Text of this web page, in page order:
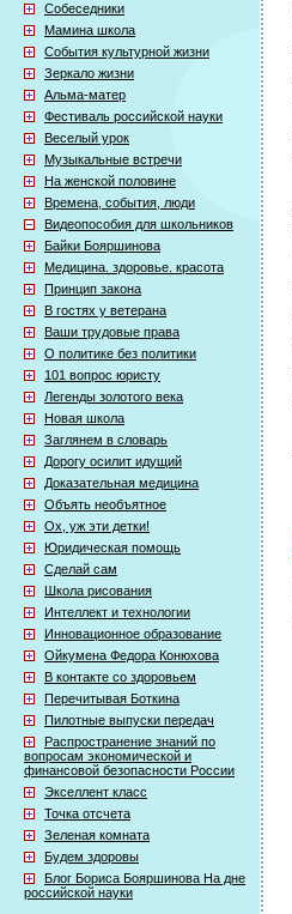
Собеседники
Мамина школа
События культурной жизни
Зеркало жизни
Альма-матер
Фестиваль российской науки
Веселый урок
Музыкальные встречи
На женской половине
Времена, события, люди
Видеопособия для школьников
Байки Бояршинова
Медицина. здоровье. красота
Принцип закона
В гостях у ветерана
Ваши трудовые права
О политике без политики
101 вопрос юристу
Легенды золотого века
Новая школа
Заглянем в словарь
Дорогу осилит идущий
Доказательная медицина
Объять необъятное
Ох, уж эти детки!
Юридическая помощь
Сделай сам
Школа рисования
Интеллект и технологии
Инновационное образование
Ойкумена Федора Конюхова
В контакте со здоровьем
Перечитывая Боткина
Пилотные выпуски передач
Распространение знаний по
вопросам экономической и
финансовой безопасности России
Экселлент класс
Точка отсчета
Зеленая комната
Будем здоровы
Блог Бориса Бояршинова На дне
российской науки